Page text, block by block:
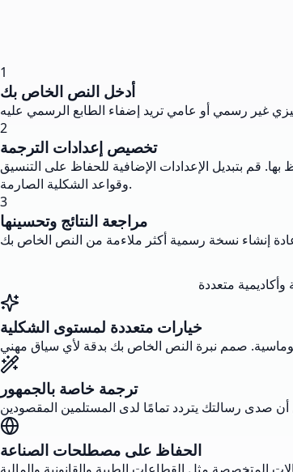
1
أدخل النص الخاص بك
2
تخصيص إعدادات الترجمة
قم بتبديل الإعدادات الإضافية للحفاظ على التنسيق
وقواعد الشكلية الصارمة.
3
مراجعة النتائج وتحسينها
خيارات متعددة لمستوى الشكلية
ترجمة خاصة بالجمهور
الحفاظ على مصطلحات الصناعة